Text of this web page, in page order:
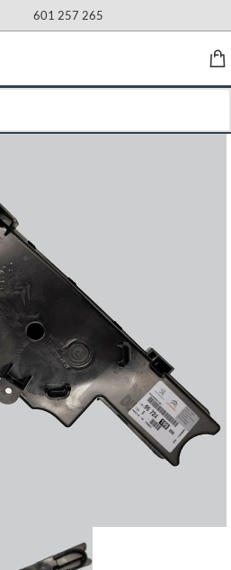
601 257 265